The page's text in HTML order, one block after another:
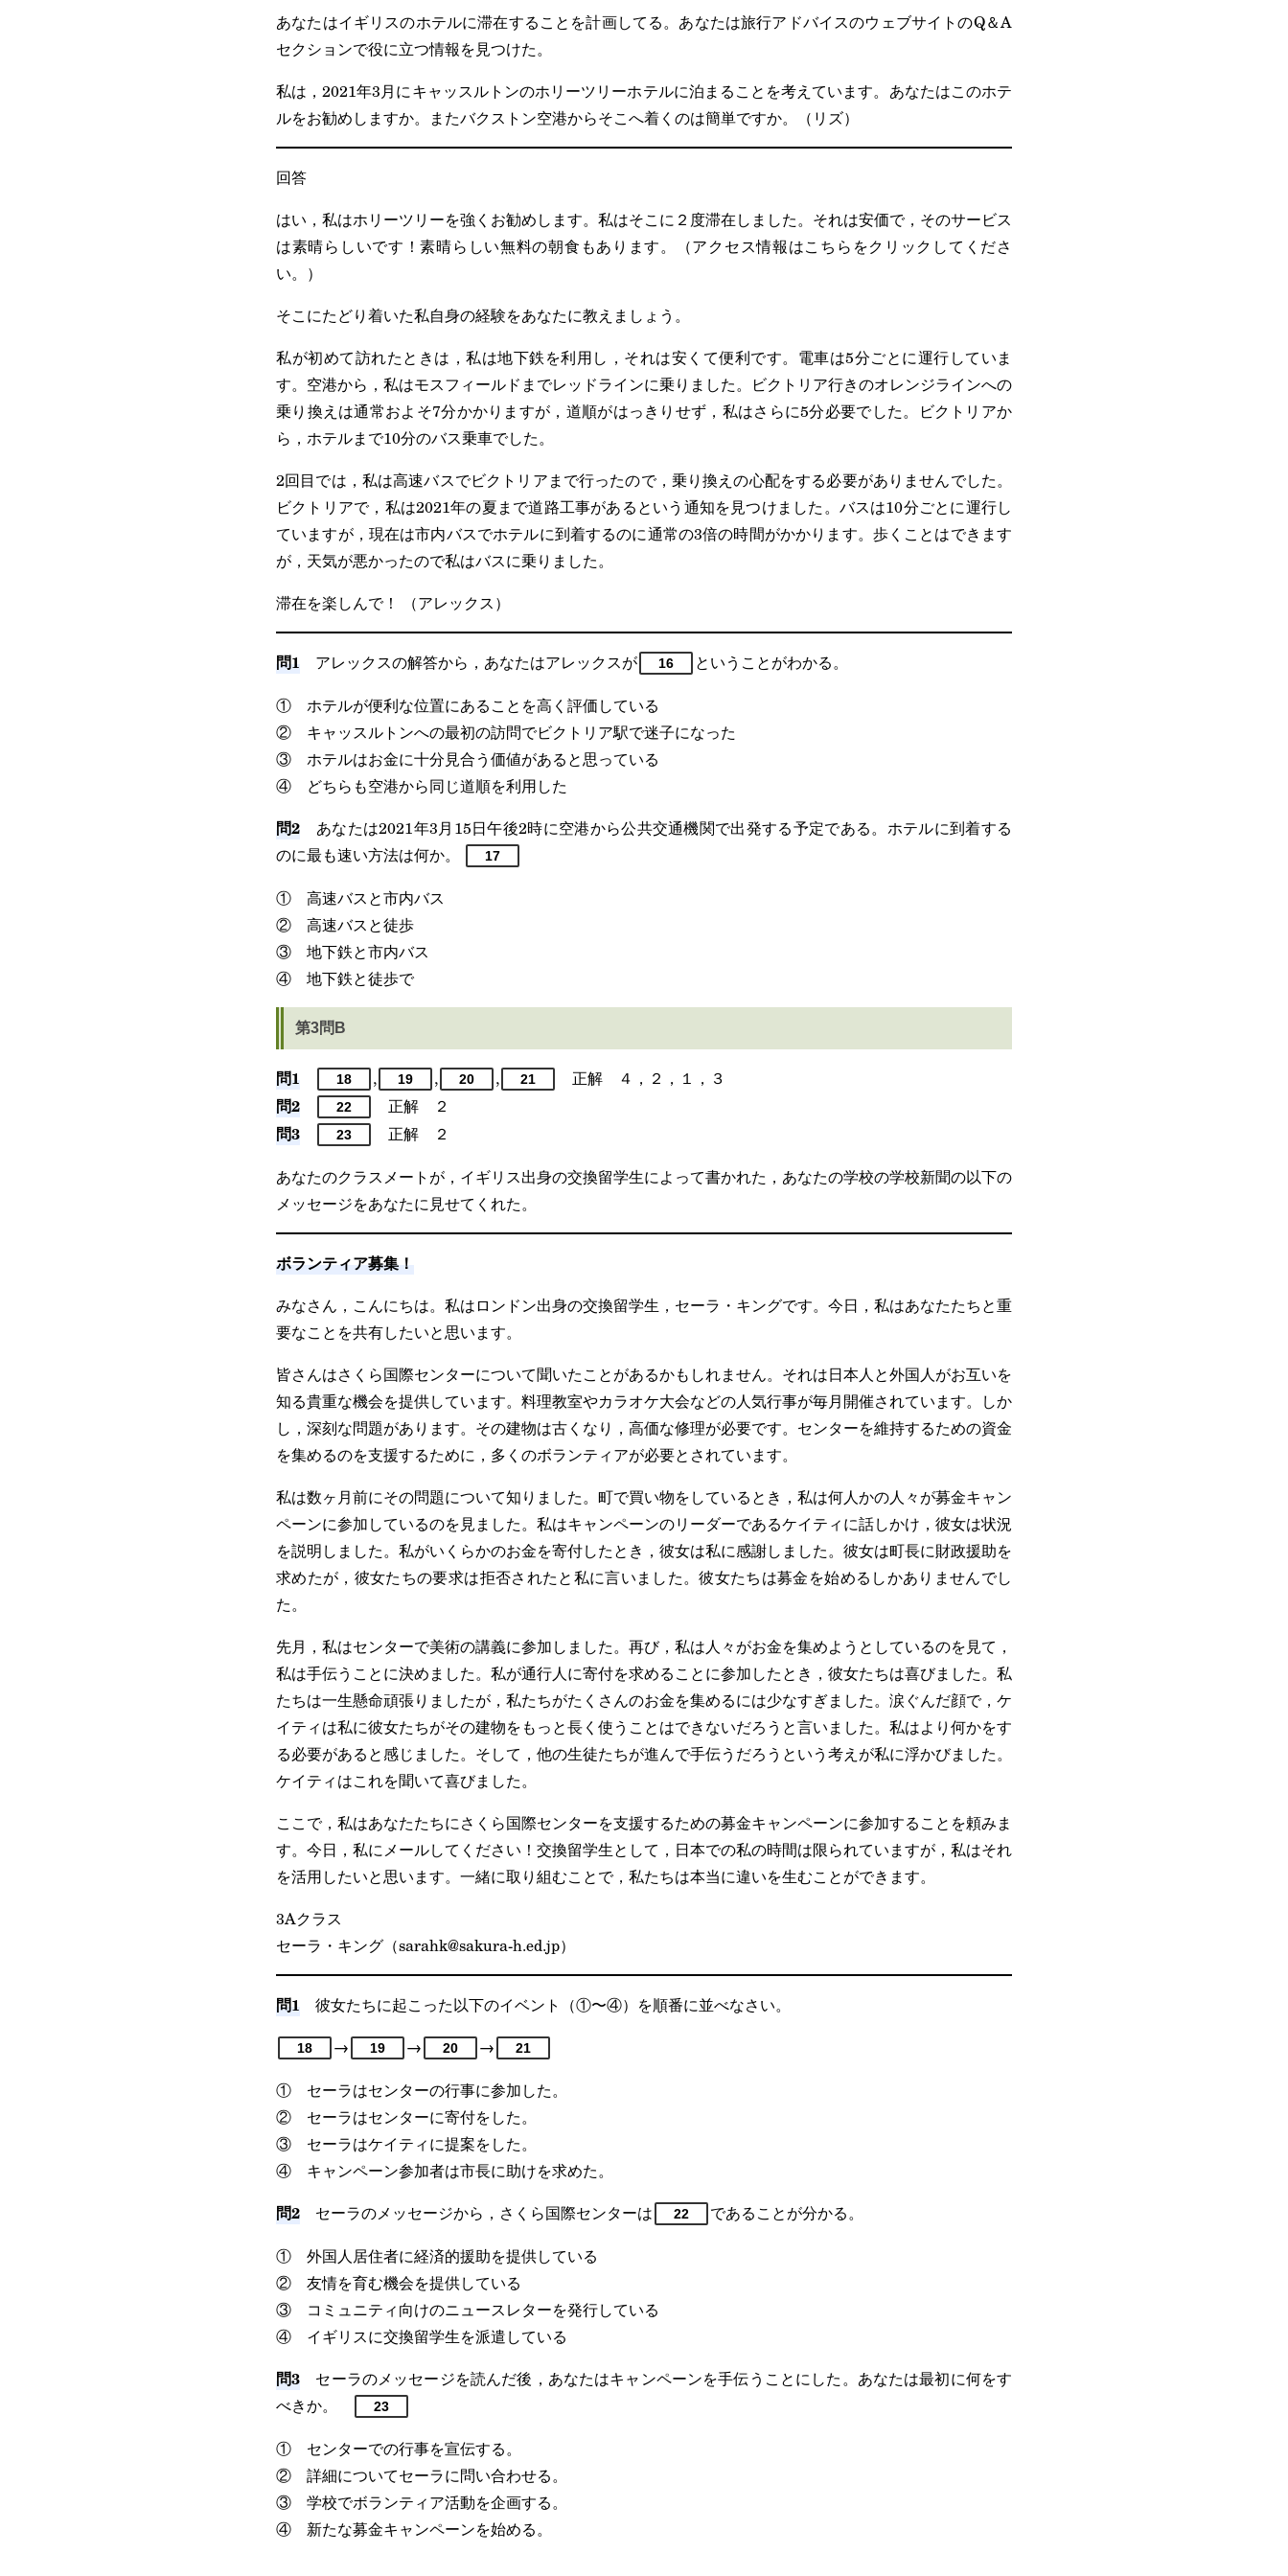
あなたはイギリスのホテルに滞在することを計画してる。あなたは旅行アドバイスのウェブサイトのQ＆A
セクションで役に立つ情報を見つけた。
私は，2021年3月にキャッスルトンのホリーツリーホテルに泊まることを考えています。あなたはこのホテ
ルをお勧めしますか。またバクストン空港からそこへ着くのは簡単ですか。（リズ）
回答
はい，私はホリーツリーを強くお勧めします。私はそこに２度滞在しました。それは安価で，そのサービス
は素晴らしいです！素晴らしい無料の朝食もあります。（アクセス情報はこちらをクリックしてくださ
い。）
そこにたどり着いた私自身の経験をあなたに教えましょう。
私が初めて訪れたときは，私は地下鉄を利用し，それは安くて便利です。電車は5分ごとに運行していま
す。空港から，私はモスフィールドまでレッドラインに乗りました。ビクトリア行きのオレンジラインへの
乗り換えは通常およそ7分かかりますが，道順がはっきりせず，私はさらに5分必要でした。ビクトリアか
ら，ホテルまで10分のバス乗車でした。
2回目では，私は高速バスでビクトリアまで行ったので，乗り換えの心配をする必要がありませんでした。
ビクトリアで，私は2021年の夏まで道路工事があるという通知を見つけました。バスは10分ごとに運行し
ていますが，現在は市内バスでホテルに到着するのに通常の3倍の時間がかかります。歩くことはできます
が，天気が悪かったので私はバスに乗りました。
滞在を楽しんで！ （アレックス）
問1 アレックスの解答から，あなたはアレックスが 16
ということがわかる。
① ホテルが便利な位置にあることを高く評価している
② キャッスルトンへの最初の訪問でビクトリア駅で迷子になった
③ ホテルはお金に十分見合う価値があると思っている
④ どちらも空港から同じ道順を利用した
問2 あなたは2021年3月15日午後2時に空港から公共交通機関で出発する予定である。ホテルに到着する
のに最も速い方法は何か。
17
① 高速バスと市内バス
② 高速バスと徒歩
③ 地下鉄と市内バス
④ 地下鉄と徒歩で
第3問B
問1 18 , 19 , 20 , 21 正解 ４，２，１，３
問2 22 正解 ２
問3 23
正解 ２
あなたのクラスメートが，イギリス出身の交換留学生によって書かれた，あなたの学校の学校新聞の以下の
メッセージをあなたに見せてくれた。
ボランティア募集！
みなさん，こんにちは。私はロンドン出身の交換留学生，セーラ・キングです。今日，私はあなたたちと重
要なことを共有したいと思います。
皆さんはさくら国際センターについて聞いたことがあるかもしれません。それは日本人と外国人がお互いを
知る貴重な機会を提供しています。料理教室やカラオケ大会などの人気行事が毎月開催されています。しか
し，深刻な問題があります。その建物は古くなり，高価な修理が必要です。センターを維持するための資金
を集めるのを支援するために，多くのボランティアが必要とされています。
私は数ヶ月前にその問題について知りました。町で買い物をしているとき，私は何人かの人々が募金キャン
ペーンに参加しているのを見ました。私はキャンペーンのリーダーであるケイティに話しかけ，彼女は状況
を説明しました。私がいくらかのお金を寄付したとき，彼女は私に感謝しました。彼女は町長に財政援助を
求めたが，彼女たちの要求は拒否されたと私に言いました。彼女たちは募金を始めるしかありませんでし
た。
先月，私はセンターで美術の講義に参加しました。再び，私は人々がお金を集めようとしているのを見て，
私は手伝うことに決めました。私が通行人に寄付を求めることに参加したとき，彼女たちは喜びました。私
たちは一生懸命頑張りましたが，私たちがたくさんのお金を集めるには少なすぎました。涙ぐんだ顔で，ケ
イティは私に彼女たちがその建物をもっと長く使うことはできないだろうと言いました。私はより何かをす
る必要があると感じました。そして，他の生徒たちが進んで手伝うだろうという考えが私に浮かびました。
ケイティはこれを聞いて喜びました。
ここで，私はあなたたちにさくら国際センターを支援するための募金キャンペーンに参加することを頼みま
す。今日，私にメールしてください！交換留学生として，日本での私の時間は限られていますが，私はそれ
を活用したいと思います。一緒に取り組むことで，私たちは本当に違いを生むことができます。
3Aクラス
セーラ・キング（sarahk@sakura-h.ed.jp）
問1 彼女たちに起こった以下のイベント（①〜④）を順番に並べなさい。
18 → 19 → 20 → 21
① セーラはセンターの行事に参加した。
② セーラはセンターに寄付をした。
③ セーラはケイティに提案をした。
④ キャンペーン参加者は市長に助けを求めた。
問2 セーラのメッセージから，さくら国際センターは 22
であることが分かる。
① 外国人居住者に経済的援助を提供している
② 友情を育む機会を提供している
③ コミュニティ向けのニュースレターを発行している
④ イギリスに交換留学生を派遣している
問3 セーラのメッセージを読んだ後，あなたはキャンペーンを手伝うことにした。あなたは最初に何をす
べきか。
23
① センターでの行事を宣伝する。
② 詳細についてセーラに問い合わせる。
③ 学校でボランティア活動を企画する。
④ 新たな募金キャンペーンを始める。